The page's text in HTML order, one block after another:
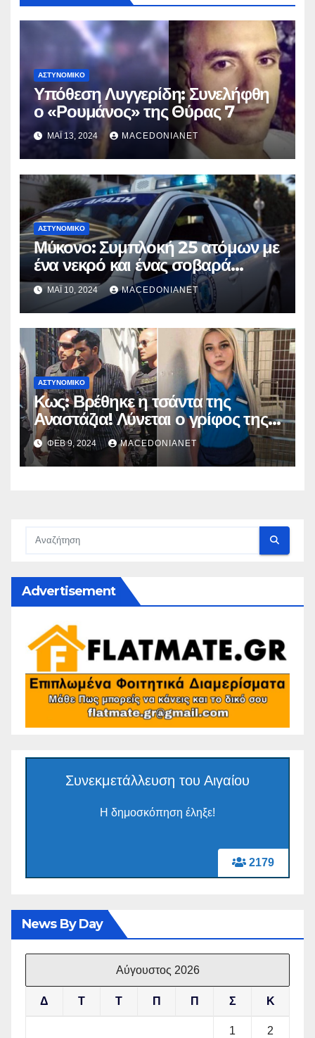
ΑΣΤΥΝΟΜΙΚΌ
Υπόθεση Λυγγερίδη: Συνελήφθη
ο «Ρουμάνος» της Θύρας 7
ΜΆΙ 13, 2024 MACEDONIANET
ΑΣΤΥΝΟΜΙΚΌ
Μύκονο: Συμπλοκή 25 ατόμων με
ένα νεκρό και ένας σοβαρά
τραυματία
ΜΆΙ 10, 2024 MACEDONIANET
ΑΣΤΥΝΟΜΙΚΌ
Κως: Βρέθηκε η τσάντα της
Αναστάζια! Λύνεται ο γρίφος της
δολοφονίας
ΦΕΒ 9, 2024 MACEDONIANET
Advertisement
2179
Συνεκμετάλλευση του Αιγαίου
Η δημοσκόπηση έληξε!
News By Day
Αύγουστος 2026
Δ Τ Τ Π Π Σ Κ
1 2